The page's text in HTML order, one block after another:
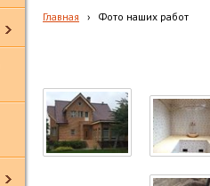
Главная › Фото наших работ